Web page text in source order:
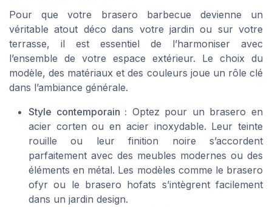
Pour que votre brasero barbecue devienne un
véritable atout déco dans votre jardin ou sur votre
terrasse, il est essentiel de l’harmoniser avec
l’ensemble de votre espace extérieur. Le choix du
modèle, des matériaux et des couleurs joue un rôle clé
dans l’ambiance générale.
Style contemporain : Optez pour un brasero en
acier corten ou en acier inoxydable. Leur teinte
rouille ou leur finition noire s’accordent
parfaitement avec des meubles modernes ou des
éléments en métal. Les modèles comme le brasero
ofyr ou le brasero hofats s’intègrent facilement
dans un jardin design.